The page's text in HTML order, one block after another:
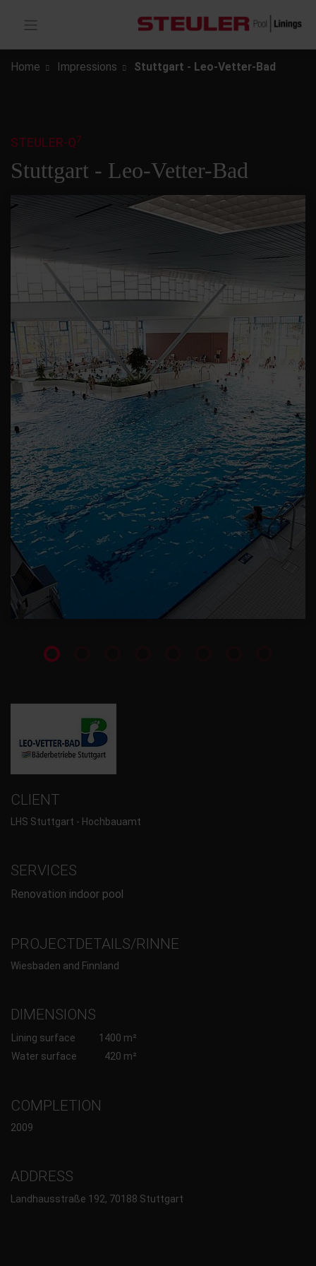
Home Impressions Stuttgart - Leo-Vetter-Bad
Stuttgart - Leo-Vetter-Bad
STEULER-Q7
CLIENT
LHS Stuttgart - Hochbauamt
SERVICES
Renovation indoor pool
PROJECTDETAILS/RINNE
Wiesbaden and Finnland
DIMENSIONS
Lining surface
1400 m²
Water surface
420 m²
COMPLETION
2009
ADDRESS
Landhausstraße 192, 70188 Stuttgart